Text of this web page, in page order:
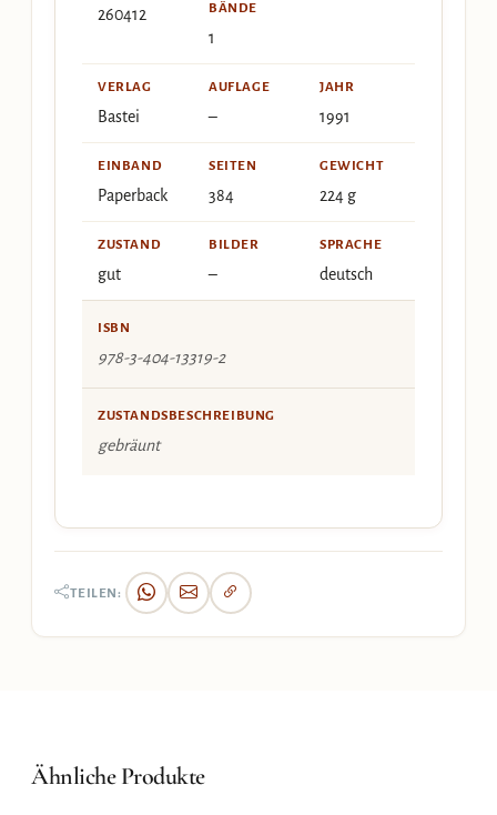
260412
BÄNDE
1
VERLAG
Bastei
AUFLAGE
–
JAHR
1991
EINBAND
Paperback
SEITEN
384
GEWICHT
224 g
ZUSTAND
gut
BILDER
–
SPRACHE
deutsch
ISBN
978-3-404-13319-2
ZUSTANDSBESCHREIBUNG
gebräunt
TEILEN:
Ähnliche Produkte